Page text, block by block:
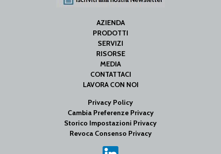
AZIENDA
PRODOTTI
SERVIZI
RISORSE
MEDIA
CONTATTACI
LAVORA CON NOI
Privacy Policy
Cambia Preferenze Privacy
Storico Impostazioni Privacy
Revoca Consenso Privacy